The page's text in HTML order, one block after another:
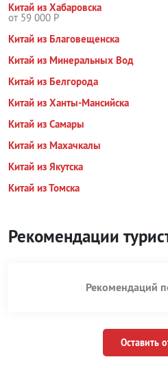
Китай из Хабаровска
от 59 000 Р
Китай из Благовещенска
Китай из Минеральных Вод
Китай из Белгорода
Китай из Ханты-Мансийска
Китай из Самары
Китай из Махачкалы
Китай из Якутска
Китай из Томска
Рекомендации
Рекомендаций
Оставить